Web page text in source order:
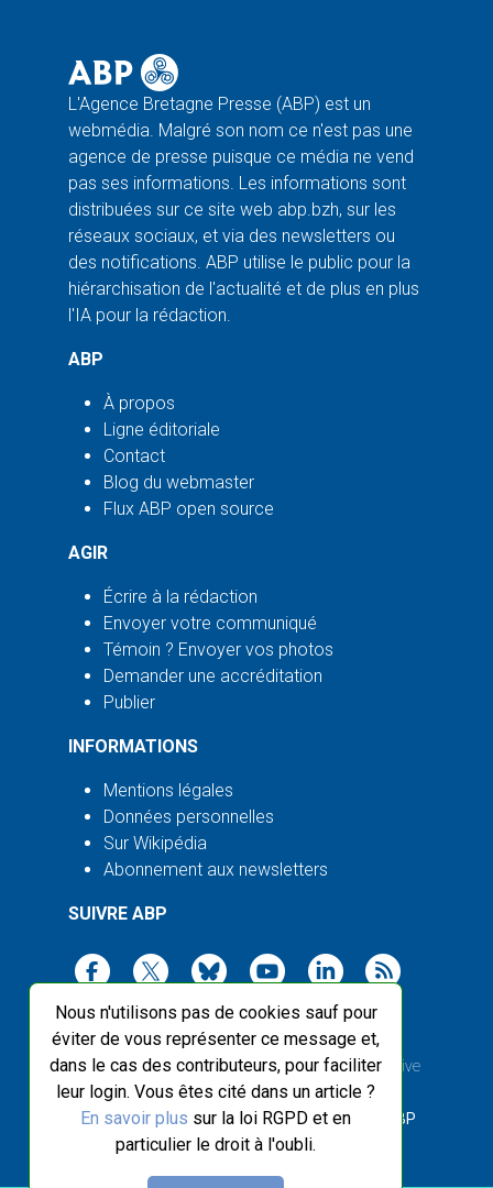
Nous n'utilisons pas de cookies sauf pour
éviter de vous représenter ce message et,
dans le cas des contributeurs, pour faciliter
leur login. Vous êtes cité dans un article ?
En savoir plus sur la loi RGPD et en
particulier le droit à l'oubli.
L'Agence Bretagne Presse (ABP) est un
webmédia. Malgré son nom ce n'est pas une
agence de presse puisque ce média ne vend
pas ses informations. Les informations sont
distribuées sur ce site web abp.bzh, sur les
réseaux sociaux, et via des newsletters ou
des notifications. ABP utilise le public pour la
hiérarchisation de l'actualité et de plus en plus
l'IA pour la rédaction.
ABP
À propos
Ligne éditoriale
Contact
Blog du webmaster
Flux ABP open source
AGIR
Écrire à la rédaction
Envoyer votre communiqué
Témoin ? Envoyer vos photos
Demander une accréditation
Publier
INFORMATIONS
Mentions légales
Données personnelles
Sur Wikipédia
Abonnement aux newsletters
SUIVRE ABP
2003-2026 ©Agence Bretagne Presse, sauf Creative
Commons
Front-end design :Breizhek Studio , Back-end : ABP